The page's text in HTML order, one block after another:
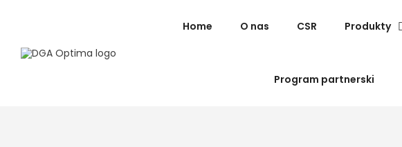
Home O nas CSR Produkty
Program partnerski